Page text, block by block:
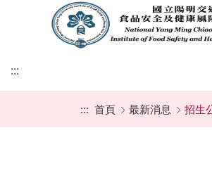
:::
招
發展方向與宗旨 所
校
招
畢
教師相關法規 學
::: 首頁 最新消息 招生